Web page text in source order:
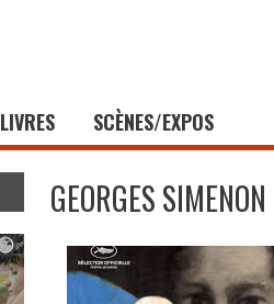
LIVRES SCÈNES/EXPOS
GEORGES SIMENON